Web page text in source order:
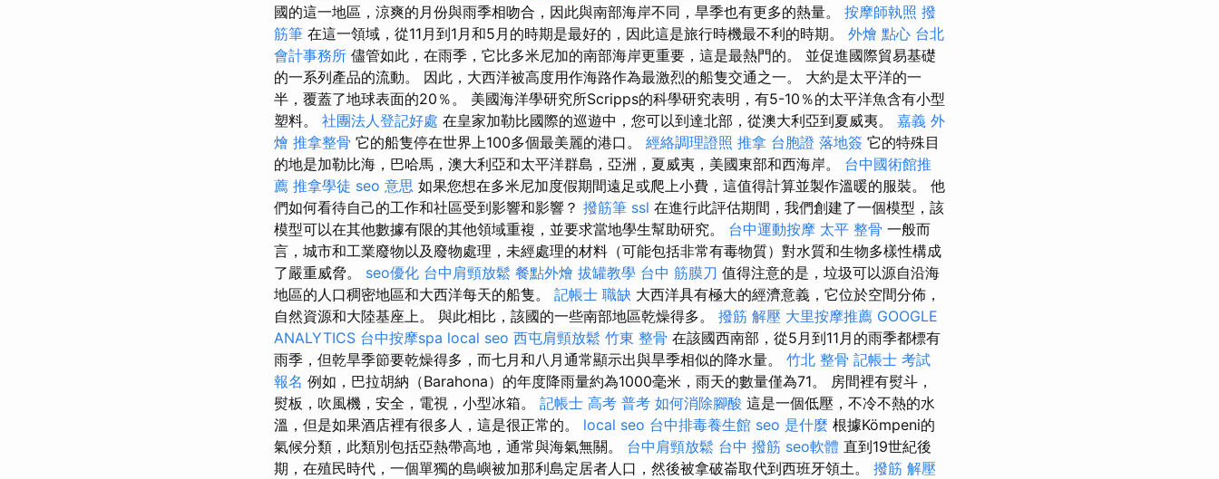
國的這一地區，涼爽的月份與雨季相吻合，因此與南部海岸不同，旱季也有更多的熱量。 按摩師執照 撥
筋筆 在這一領域，從11月到1月和5月的時期是最好的，因此這是旅行時機最不利的時期。 外燴 點心 台北
會計事務所 儘管如此，在雨季，它比多米尼加的南部海岸更重要，這是最熱門的。 並促進國際貿易基礎
的一系列產品的流動。 因此，大西洋被高度用作海路作為最激烈的船隻交通之一。 大約是太平洋的一
半，覆蓋了地球表面的20％。 美國海洋學研究所Scripps的科學研究表明，有5-10％的太平洋魚含有小型
塑料。 社團法人登記好處 在皇家加勒比國際的巡遊中，您可以到達北部，從澳大利亞到夏威夷。 嘉義 外
燴 推拿整骨 它的船隻停在世界上100多個最美麗的港口。 經絡調理證照 推拿 台胞證 落地簽 它的特殊目
的地是加勒比海，巴哈馬，澳大利亞和太平洋群島，亞洲，夏威夷，美國東部和西海岸。 台中國術館推
薦 推拿學徒 seo 意思 如果您想在多米尼加度假期間遠足或爬上小費，這值得計算並製作溫暖的服裝。 他
們如何看待自己的工作和社區受到影響和影響？ 撥筋筆 ssl 在進行此評估期間，我們創建了一個模型，該
模型可以在其他數據有限的其他領域重複，並要求當地學生幫助研究。 台中運動按摩 太平 整骨 一般而
言，城市和工業廢物以及廢物處理，未經處理的材料（可能包括非常有毒物質）對水質和生物多樣性構成
了嚴重威脅。 seo優化 台中肩頸放鬆 餐點外燴 拔罐教學 台中 筋膜刀 值得注意的是，垃圾可以源自沿海
地區的人口稠密地區和大西洋每天的船隻。 記帳士 職缺 大西洋具有極大的經濟意義，它位於空間分佈，
自然資源和大陸基座上。 與此相比，該國的一些南部地區乾燥得多。 撥筋 解壓 大里按摩推薦 GOOGLE
ANALYTICS 台中按摩spa local seo 西屯肩頸放鬆 竹東 整骨 在該國西南部，從5月到11月的雨季都標有
雨季，但乾旱季節要乾燥得多，而七月和八月通常顯示出與旱季相似的降水量。 竹北 整骨 記帳士 考試
報名 例如，巴拉胡納（Barahona）的年度降雨量約為1000毫米，雨天的數量僅為71。 房間裡有熨斗，
熨板，吹風機，安全，電視，小型冰箱。 記帳士 高考 普考 如何消除腳酸 這是一個低壓，不冷不熱的水
溫，但是如果酒店裡有很多人，這是很正常的。 local seo 台中排毒養生館 seo 是什麼 根據Kömpeni的
氣候分類，此類別包括亞熱帶高地，通常與海氣無關。 台中肩頸放鬆 台中 撥筋 seo軟體 直到19世紀後
期，在殖民時代，一個單獨的島嶼被加那利島定居者人口，然後被拿破崙取代到西班牙領土。 撥筋 解壓